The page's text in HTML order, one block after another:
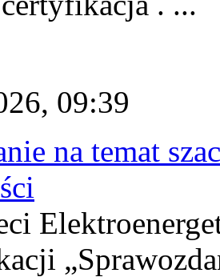
09:39
na temat